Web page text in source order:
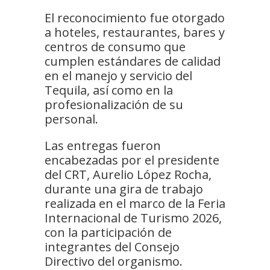
El reconocimiento fue otorgado
a hoteles, restaurantes, bares y
centros de consumo que
cumplen estándares de calidad
en el manejo y servicio del
Tequila, así como en la
profesionalización de su
personal.
Las entregas fueron
encabezadas por el presidente
del CRT, Aurelio López Rocha,
durante una gira de trabajo
realizada en el marco de la Feria
Internacional de Turismo 2026,
con la participación de
integrantes del Consejo
Directivo del organismo.